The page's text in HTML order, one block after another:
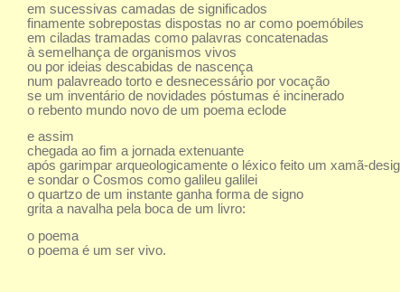
em sucessivas camadas de significados
finamente sobrepostas dispostas no ar como poemóbiles
em ciladas tramadas como palavras concatenadas
à semelhança de organismos vivos
ou por ideias descabidas de nascença
num palavreado torto e desnecessário por vocação
se um inventário de novidades póstumas é incinerado
o rebento mundo novo de um poema eclode
e assim
chegada ao fim a jornada extenuante
após garimpar arqueologicamente o léxico feito um xamã-
e sondar o Cosmos como galileu galilei
o quartzo de um instante ganha forma de signo
grita a navalha pela boca de um livro:
o poema
o poema é um ser vivo.